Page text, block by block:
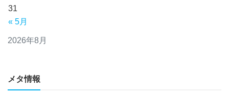
2026年8月
« 5月
31
メタ情報